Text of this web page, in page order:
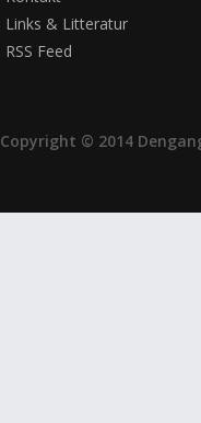
Links & Litteratur
RSS Feed
Copyright © 2014